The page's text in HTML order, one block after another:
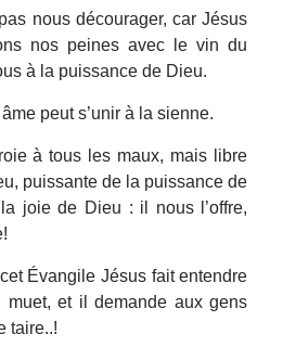
nous décourager, car Jésus
nos peines avec le vin du
à la puissance de Dieu.
peut s’unir à la sienne.
à tous les maux, mais libre
puissante de la puissance de
joie de Dieu : il nous l’offre,
Évangile Jésus fait entendre
muet, et il demande aux gens
taire..!